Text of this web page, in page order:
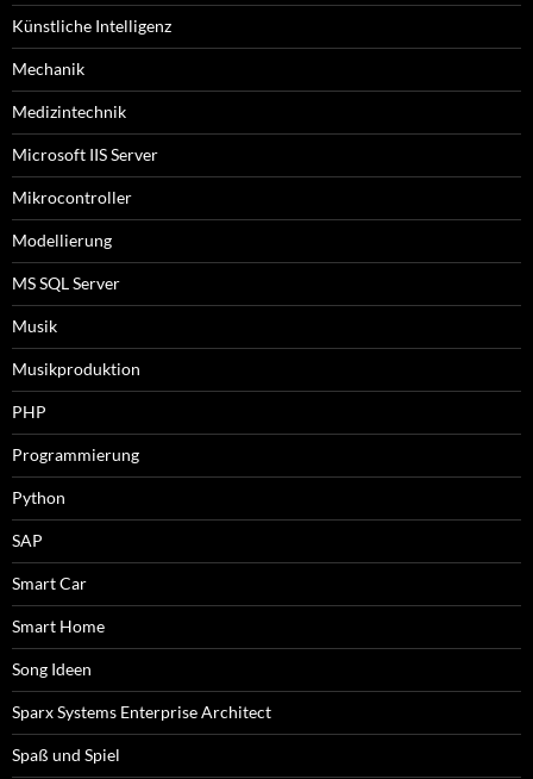
Künstliche Intelligenz
Mechanik
Medizintechnik
Microsoft IIS Server
Mikrocontroller
Modellierung
MS SQL Server
Musik
Musikproduktion
PHP
Programmierung
Python
SAP
Smart Car
Smart Home
Song Ideen
Sparx Systems Enterprise Architect
Spaß und Spiel